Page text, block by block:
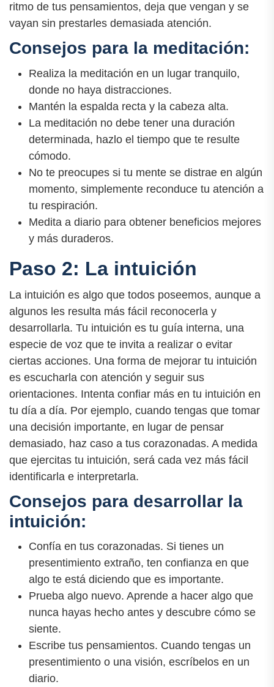
ritmo de tus pensamientos, deja que vengan y se
vayan sin prestarles demasiada atención.
Consejos para la meditación:
Realiza la meditación en un lugar tranquilo,
donde no haya distracciones.
Mantén la espalda recta y la cabeza alta.
La meditación no debe tener una duración
determinada, hazlo el tiempo que te resulte
cómodo.
No te preocupes si tu mente se distrae en algún
momento, simplemente reconduce tu atención a
tu respiración.
Medita a diario para obtener beneficios mejores
y más duraderos.
Paso 2: La intuición
La intuición es algo que todos poseemos, aunque a
algunos les resulta más fácil reconocerla y
desarrollarla. Tu intuición es tu guía interna, una
especie de voz que te invita a realizar o evitar
ciertas acciones. Una forma de mejorar tu intuición
es escucharla con atención y seguir sus
orientaciones. Intenta confiar más en tu intuición en
tu día a día. Por ejemplo, cuando tengas que tomar
una decisión importante, en lugar de pensar
demasiado, haz caso a tus corazonadas. A medida
que ejercitas tu intuición, será cada vez más fácil
identificarla e interpretarla.
Consejos para desarrollar la
intuición:
Confía en tus corazonadas. Si tienes un
presentimiento extraño, ten confianza en que
algo te está diciendo que es importante.
Prueba algo nuevo. Aprende a hacer algo que
nunca hayas hecho antes y descubre cómo se
siente.
Escribe tus pensamientos. Cuando tengas un
presentimiento o una visión, escríbelos en un
diario.